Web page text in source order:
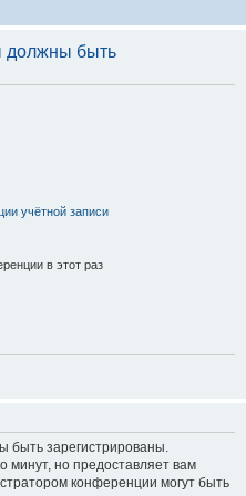
должны быть
учётной записи
в этот раз
быть зарегистрированы.
минут, но предоставляет вам
конференции могут быть